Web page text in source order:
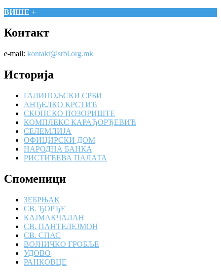
ВИШЕ +
Контакт
e-mail: kontakt@srbi.org.mk
Историја
ГАЛИПОЉСКИ СРБИ
АНЂЕЛКО КРСТИЋ
СКОПСКО ПОЗОРИШТЕ
КОМПЛЕКС КАРАЂОРЂЕВИЋ
СЕЛЕМЛИЈА
ОФИЦИРСКИ ДОМ
НАРОДНА БАНКА
РИСТИЋЕВА ПАЛАТА
Споменици
ЗЕБРЊАК
СВ. ЂОРЂЕ
КАЈМАКЧАЛАН
СВ. ПАНТЕЛЕЈМОН
СВ. СПАС
ВОЈНИЧКО ГРОБЉЕ
УДОВО
РАНКОВЦЕ